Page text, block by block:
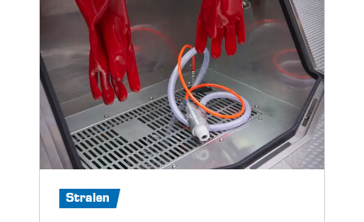
Stralen